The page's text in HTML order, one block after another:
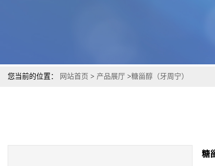
您当前的位置： 网站首页 > 产品展厅 >糖甾醇（牙周宁）
糖